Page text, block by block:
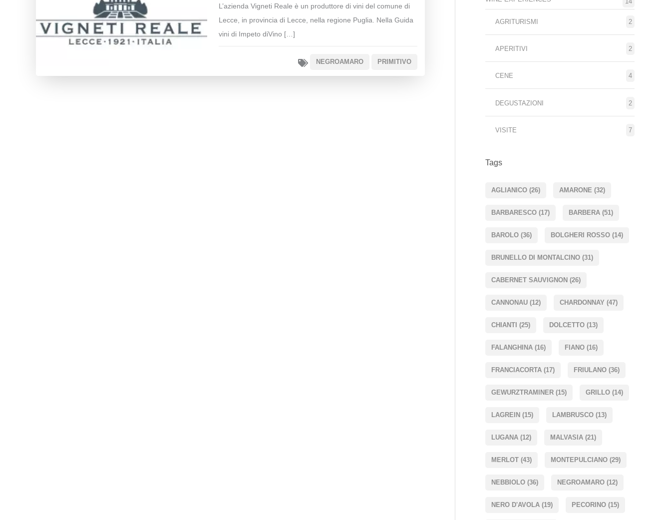
L’azienda Vigneti Reale è un produttore di vini del comune di
Lecce, in provincia di Lecce, nella regione Puglia. Nella Guida
vini di Impeto diVino […]
NEGROAMARO PRIMITIVO
AGRITURISMI 2
APERITIVI 2
CENE 4
DEGUSTAZIONI 2
VISITE 7
Tags
AGLIANICO (26) AMARONE (32)
BARBARESCO (17) BARBERA (51)
BAROLO (36) BOLGHERI ROSSO (14)
BRUNELLO DI MONTALCINO (31)
CABERNET SAUVIGNON (26)
CANNONAU (12) CHARDONNAY (47)
CHIANTI (25) DOLCETTO (13)
FALANGHINA (16) FIANO (16)
FRANCIACORTA (17) FRIULANO (36)
GEWURZTRAMINER (15) GRILLO (14)
LAGREIN (15) LAMBRUSCO (13)
LUGANA (12) MALVASIA (21)
MERLOT (43) MONTEPULCIANO (29)
NEBBIOLO (36) NEGROAMARO (12)
NERO D'AVOLA (19) PECORINO (15)